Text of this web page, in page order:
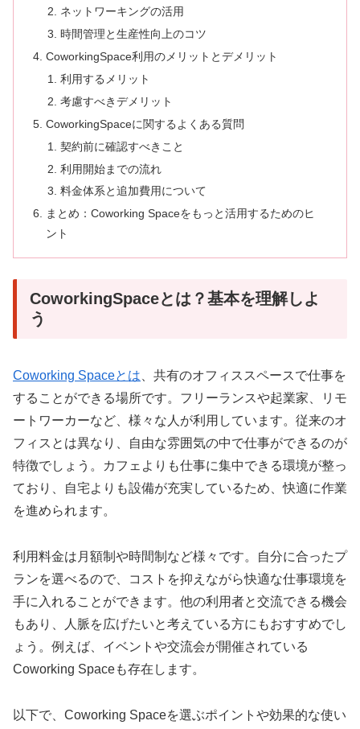
ネットワーキングの活用
時間管理と生産性向上のコツ
CoworkingSpace利用のメリットとデメリット
利用するメリット
考慮すべきデメリット
CoworkingSpaceに関するよくある質問
契約前に確認すべきこと
利用開始までの流れ
料金体系と追加費用について
まとめ：Coworking Spaceをもっと活用するためのヒ
ント
CoworkingSpaceとは？基本を理解しよ
う
Coworking Spaceとは 、共有のオフィススペースで仕事を
することができる場所です。フリーランスや起業家、リモ
ートワーカーなど、様々な人が利用しています。従来のオ
フィスとは異なり、自由な雰囲気の中で仕事ができるのが
特徴でしょう。カフェよりも仕事に集中できる環境が整っ
ており、自宅よりも設備が充実しているため、快適に作業
を進められます。
利用料金は月額制や時間制など様々です。自分に合ったプ
ランを選べるので、コストを抑えながら快適な仕事環境を
手に入れることができます。他の利用者と交流できる機会
もあり、人脈を広げたいと考えている方にもおすすめでし
ょう。例えば、イベントや交流会が開催されている
Coworking Spaceも存在します。
以下で、Coworking Spaceを選ぶポイントや効果的な使い